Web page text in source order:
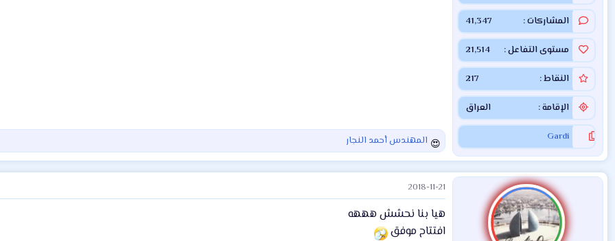
المشاركات 41,347
مستوى التفاعل 21,514
النقاط 217
الإقامة العراق
Gardi
ا
ل
ت
ف
ا
ع
ل
المهندس أحمد النجار
2018-11-21
هيا بنا نحشش هههه
افتتاح موفق